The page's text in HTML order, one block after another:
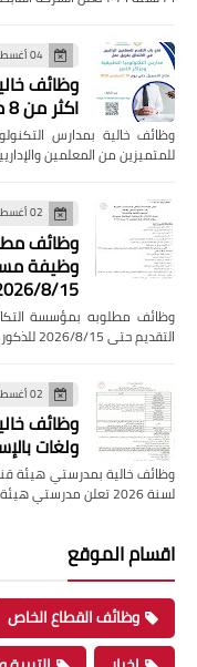
04 أغسطس 2026
وظائف
اكثر من 8 محافظات
للمتميزين من المعلمين
02 أغسطس 2026
وظائف
وظيفة
8/15
وظائف مطلوبه بمؤسسة
التقديم حتى 2026/8/15 للذكور والإناث اعلان…
02 أغسطس 2026
وظائف
ولغات
لسنة 2026 تعلن مدرستي هيئة قناة السويس عربي …
اقسام الموقع
وظائف القطاع الخاص